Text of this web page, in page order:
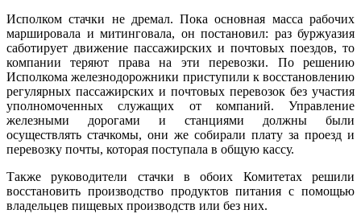
Исполком стачки не дремал. Пока основная масса рабочих
маршировала и митинговала, он постановил: раз буржуазия
саботирует движение пассажирских и почтовых поездов, то
компании теряют права на эти перевозки. По решению
Исполкома железнодорожники приступили к восстановлению
регулярных пассажирских и почтовых перевозок без участия
уполномоченных служащих от компаний. Управление
железными дорогами и станциями должны были
осуществлять стачкомы, они же собирали плату за проезд и
перевозку почты, которая поступала в общую кассу.
Также руководители стачки в обоих Комитетах решили
восстановить производство продуктов питания с помощью
владельцев пищевых производств или без них.